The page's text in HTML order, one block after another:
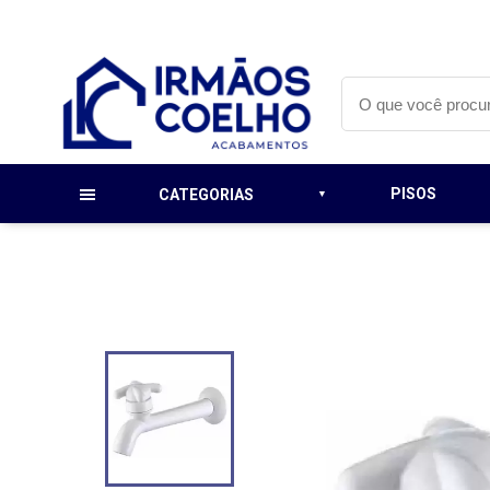
CATEGORIAS PISOS